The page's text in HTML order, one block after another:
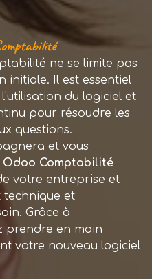
ne se limite pas
initiale. Il est essentiel
du logiciel et
pour résoudre les
questions.
et vous
Odoo Comptabilité
votre entreprise et
technique et
Grâce à
prendre en main
votre nouveau logiciel